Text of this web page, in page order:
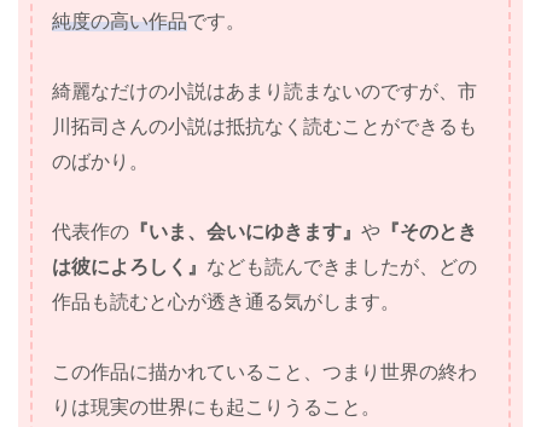
純度の高い作品です。
綺麗なだけの小説はあまり読まないのですが、市
川拓司さんの小説は抵抗なく読むことができるも
のばかり。
代表作の 『いま、会いにゆきます』 や 『そのとき
は彼によろしく』 なども読んできましたが、どの
作品も読むと心が透き通る気がします。
この作品に描かれていること、つまり世界の終わ
りは現実の世界にも起こりうること。